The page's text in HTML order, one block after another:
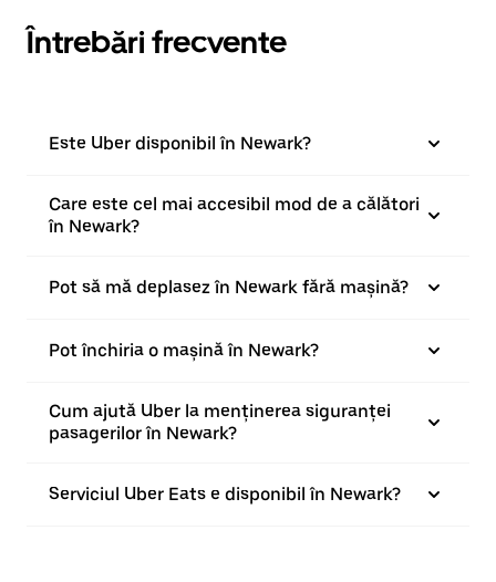
Întrebări frecvente
Este Uber disponibil în Newark?
Care este cel mai accesibil mod de a călători
în Newark?
Pot să mă deplasez în Newark fără mașină?
Pot închiria o mașină în Newark?
Cum ajută Uber la menținerea siguranței
pasagerilor în Newark?
Serviciul Uber Eats e disponibil în Newark?